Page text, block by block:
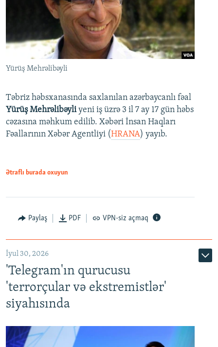
Yürüş Mehrəlibəyli
Təbriz həbsxanasında saxlanılan azərbaycanlı fəal
Yürüş Mehrəlibəyliyeni iş üzrə 3 il 7 ay 17 gün həbs
cəzasına məhkum edilib. Xəbəri İnsan Haqları
Fəallarının Xəbər Agentliyi (HRANA) yayıb.
Ətraflı burada oxuyun
Paylaş PDF VPN-siz açmaq
İyul 30, 2026
'Telegram'ın qurucusu
'terrorçular və ekstremistlər'
siyahısında